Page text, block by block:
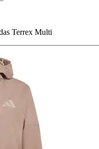
Terrex Multi